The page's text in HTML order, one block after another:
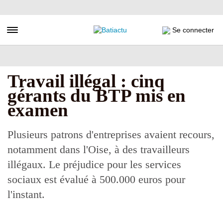
au
principal
Toggle navigation Se connecter
Travail illégal : cinq
gérants du BTP mis en
examen
Plusieurs patrons d'entreprises avaient recours,
notamment dans l'Oise, à des travailleurs
illégaux. Le préjudice pour les services
sociaux est évalué à 500.000 euros pour
l'instant.